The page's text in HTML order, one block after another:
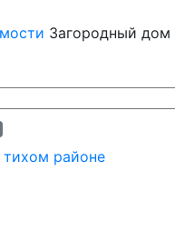
Загородный дом
тихом районе